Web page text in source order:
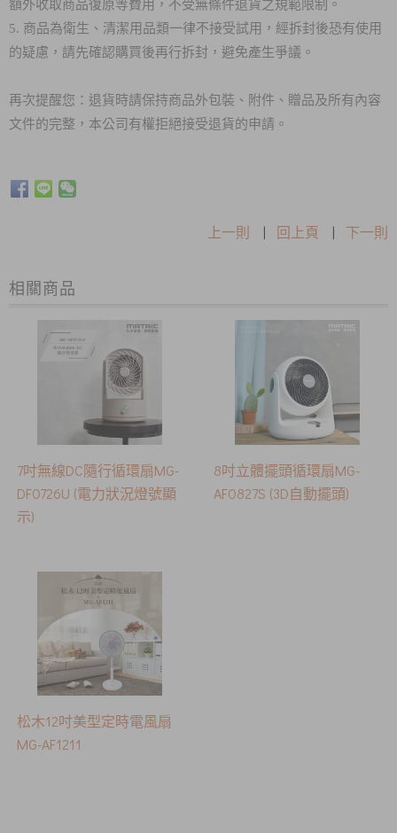
額外收取商品復原等費用，不受無條件退貨之規範限制。
5. 商品為衛生、清潔用品類一律不接受試用，經拆封後恐有使用
的疑慮，請先確認購買後再行拆封，避免產生爭議。
再次提醒您：退貨時請保持商品外包裝、附件、贈品及所有內容
文件的完整，本公司有權拒絕接受退貨的申請。
上一則 | 回上頁 | 下一則
相關商品
7吋無線DC隨行循環扇MG-
DF0726U (電力狀況燈號顯
示)
8吋立體擺頭循環扇MG-
AF0827S (3D自動擺頭)
松木12吋美型定時電風扇
MG-AF1211